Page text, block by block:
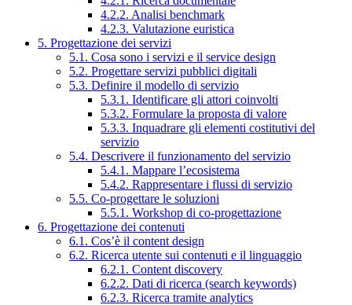
4.2.2. Analisi benchmark
4.2.3. Valutazione euristica
5. Progettazione dei servizi
5.1. Cosa sono i servizi e il service design
5.2. Progettare servizi pubblici digitali
5.3. Definire il modello di servizio
5.3.1. Identificare gli attori coinvolti
5.3.2. Formulare la proposta di valore
5.3.3. Inquadrare gli elementi costitutivi del
servizio
5.4. Descrivere il funzionamento del servizio
5.4.1. Mappare l’ecosistema
5.4.2. Rappresentare i flussi di servizio
5.5. Co-progettare le soluzioni
5.5.1. Workshop di co-progettazione
6. Progettazione dei contenuti
6.1. Cos’è il content design
6.2. Ricerca utente sui contenuti e il linguaggio
6.2.1. Content discovery
6.2.2. Dati di ricerca (search keywords)
6.2.3. Ricerca tramite analytics